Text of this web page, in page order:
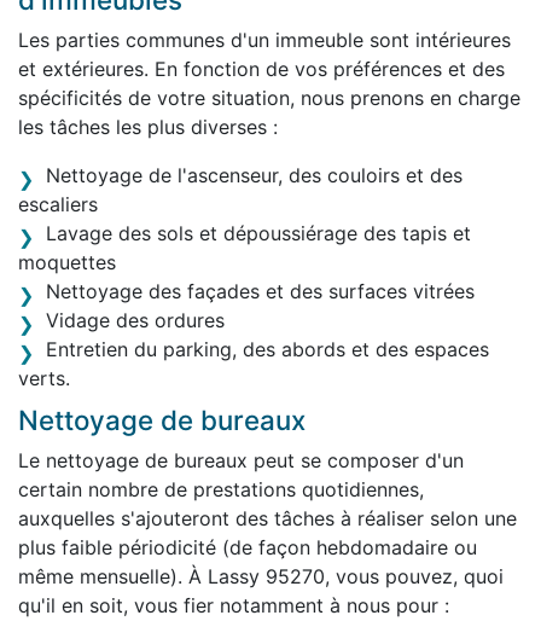
Les parties communes d'un immeuble sont intérieures
et extérieures. En fonction de vos préférences et des
spécificités de votre situation, nous prenons en charge
les tâches les plus diverses :
Nettoyage de l'ascenseur, des couloirs et des
escaliers
Lavage des sols et dépoussiérage des tapis et
moquettes
Nettoyage des façades et des surfaces vitrées
Vidage des ordures
Entretien du parking, des abords et des espaces
verts.
Nettoyage de bureaux
Le nettoyage de bureaux peut se composer d'un
certain nombre de prestations quotidiennes,
auxquelles s'ajouteront des tâches à réaliser selon une
plus faible périodicité (de façon hebdomadaire ou
même mensuelle). À Lassy 95270, vous pouvez, quoi
qu'il en soit, vous fier notamment à nous pour :